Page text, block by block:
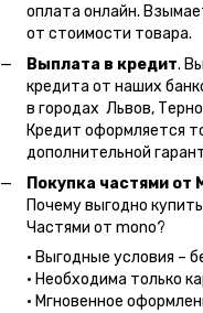
оплата онлайн.
от стоимости товара.
Выплата в кредит.
кредита от наших
в городах Львов,
Кредит оформляется
дополнительной
Покупка частями от
Почему выгодно
Частями от mono?
• Выгодные условия –
• Необходима только
• Мгновенное